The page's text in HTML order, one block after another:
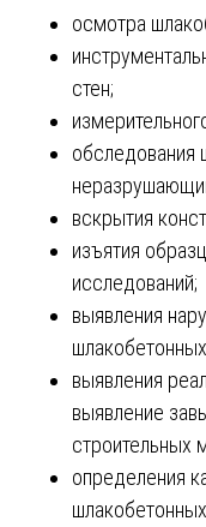
осмотра
стен;
обследования
вскрытия
изъятия
исследований;
выявления
выявления
выявление
строительных
определения